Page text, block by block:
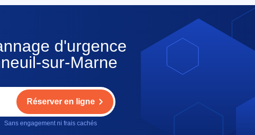
d'urgence
sur-Marne
Réserver en ligne
Sans engagement ni frais cachés